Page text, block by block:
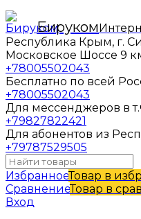
Бируком
Республика Крым, г.
Московское Шоссе 9
+78005502043
Бесплатно по всей
+78005502043
Для мессенджеров в
+79827822421
Для абонентов из
+79787529505
ИзбранноеТовар в
СравнениеТовар в
Вход